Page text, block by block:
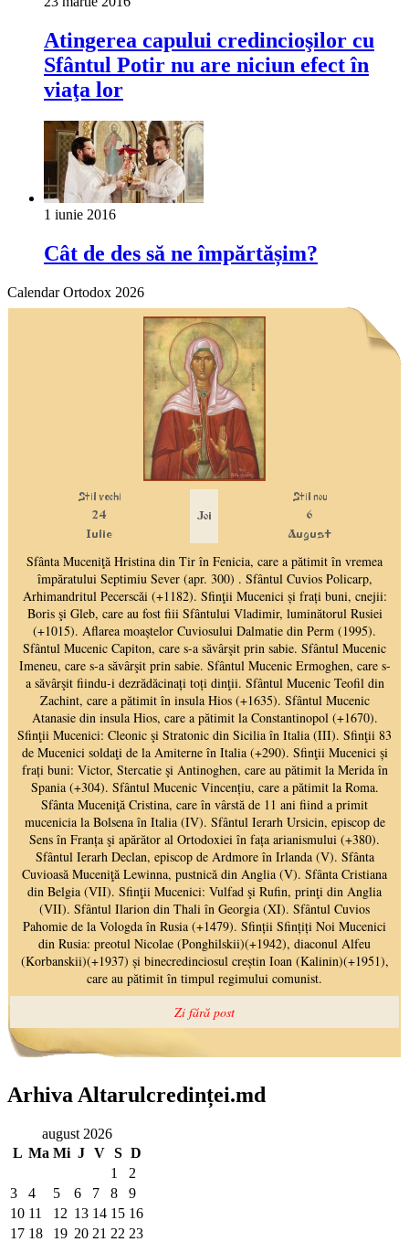
Atingerea capului credincioşilor cu
Sfântul Potir nu are niciun efect în
viaţa lor
1 iunie 2016
Cât de des să ne împărtășim?
Calendar Ortodox 2026
Arhiva Altarulcredinței.md
august 2026
L Ma Mi J V S D
1
2
3
4 5 6 7 8
9
10 11 12 13 14 15 16
17 18 19 20 21 22 23